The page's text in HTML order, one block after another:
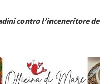
contro l’inceneritore